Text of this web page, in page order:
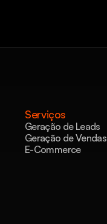
Serviços
Geração de Leads
Geração de Vendas
E-Commerce